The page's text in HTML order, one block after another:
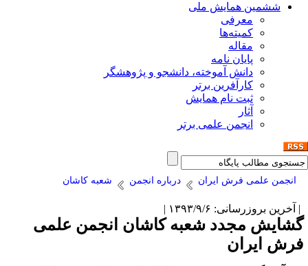
ششمین همایش ملی
معرفی
کمیته‌ها
مقاله
پایان نامه
دانش آموخته، دانشجو و پژوهشگر
کارآفرین برتر
ثبت نام همایش
آثار
انجمن علمی برتر
انجمن علمی فرش ایران درباره انجمن شعبه کاشان
بروزرسانی: ۱۳۹۳/۹/۶ |
مجدد شعبه کاشان انجمن علمی
ایران